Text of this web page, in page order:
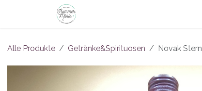
Zum Inhalt springen
Alle Produkte Getränke&Spirituosen Novak